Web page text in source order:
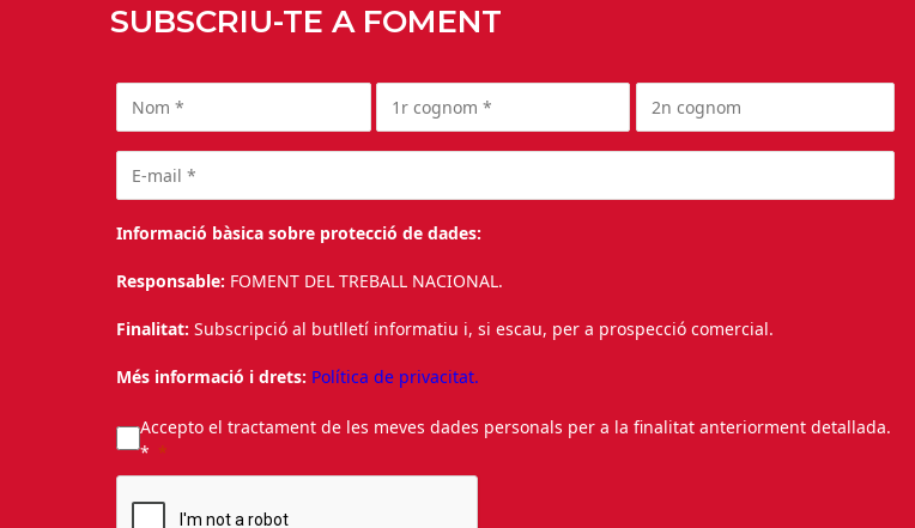
SUBSCRIU-TE A FOMENT
Informació bàsica sobre protecció de dades:
Responsable: FOMENT DEL TREBALL NACIONAL.
Finalitat: Subscripció al butlletí informatiu i, si escau, per a prospecció comercial.
Més informació i drets: Política de privacitat.
Accepto el tractament de les meves dades personals per a la finalitat anteriorment detallada.
*